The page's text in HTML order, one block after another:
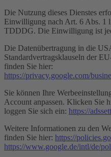
Die Nutzung dieses Dienstes
Einwilligung nach Art. 6 Abs. 1
TDDDG. Die Einwilligung ist
Die Datenübertragung in die
Standardvertragsklauseln der
finden Sie hier:
https://privacy.google.com/
Sie können Ihre
Account anpassen. Klicken Sie
loggen Sie sich ein: https://
Weitere Informationen zu den
finden Sie hier: https://
https://www.google.de/intl/de/